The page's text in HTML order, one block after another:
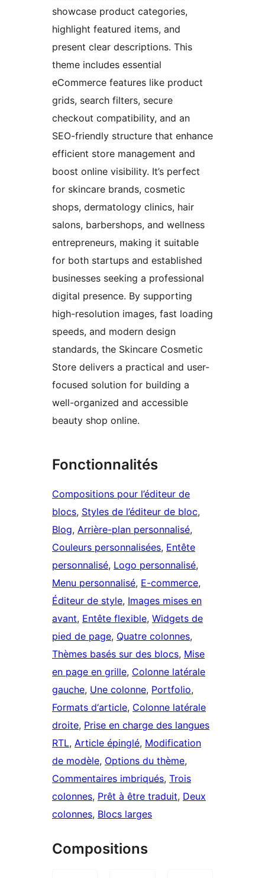
showcase product categories,
highlight featured items, and
present clear descriptions. This
theme includes essential
eCommerce features like product
grids, search filters, secure
checkout compatibility, and an
SEO-friendly structure that enhance
efficient store management and
boost online visibility. It’s perfect
for skincare brands, cosmetic
shops, dermatology clinics, hair
salons, barbershops, and wellness
entrepreneurs, making it suitable
for both startups and established
businesses seeking a professional
digital presence. By supporting
high-resolution images, fast loading
speeds, and modern design
standards, the Skincare Cosmetic
Store delivers a practical and user-
focused solution for building a
well-organized and accessible
beauty shop online.
Fonctionnalités
Compositions pour l’éditeur de
blocs, Styles de l’éditeur de bloc
Blog, Arrière-plan personnalisé
Couleurs personnalisées, Entête
personnalisé, Logo personnalisé
Menu personnalisé, E-commerce
Éditeur de style, Images mises en
avant, Entête flexible, Widgets de
pied de page, Quatre colonnes
Thèmes basés sur des blocs, Mise
en page en grille, Colonne latérale
gauche, Une colonne, Portfolio
Formats d‘article, Colonne latérale
droite, Prise en charge des langues
RTL, Article épinglé, Modification
de modèle, Options du thème
Commentaires imbriqués, Trois
colonnes, Prêt à être traduit, Deux
colonnes, Blocs larges
Compositions